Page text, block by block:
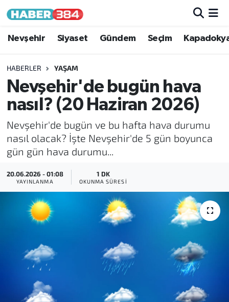
Nevşehir Siyaset Gündem Seçim
HABERLER YAŞAM
Nevşehir'de bugün hava
nasıl? (20 Haziran 2026)
Nevşehir'de bugün ve bu hafta hava durumu
nasıl olacak? İşte Nevşehir'de 5 gün boyunca
gün gün hava durumu...
20.06.2026 - 01:08
YAYINLANMA
1 DK
OKUNMA SÜRESI
Nöbetçi Eczaneler
Hava Durumu
Trafik Durumu
Tüm Manşetler
Son Dakika Haberleri
Haber Arşivi